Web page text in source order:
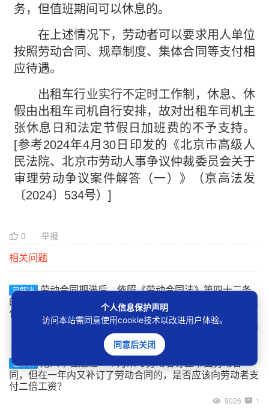
务，但值班期间可以休息的。
在上述情况下，劳动者可以要求用人单位
按照劳动合同、规章制度、集体合同等支付相
应待遇。
出租车行业实行不定时工作制，休息、休
假由出租车司机自行安排，故对出租车司机主
张休息日和法定节假日加班费的不予支持。
[参考2024年4月30日印发的《北京市高级人
民法院、北京市劳动人事争议仲裁委员会关于
审理劳动争议案件解答（一）》（京高法发
〔2024〕534号）]
0 举报
相关问题
已解决 劳动合同期满后，依照《劳动合同法》第四十二条
的规定双方合同关系依法延续，劳动者能否请求用人单位支
付延续期间未签订劳动合同的二倍工资？
1
已解决 用人单位超过一个月未与劳动者订立书面劳动合
同，但在一年内又补订了劳动合同的，是否应该向劳动者支
付二倍工资？
9026 1
个人信息保护声明
访问本站需同意使用cookie技术以改进用户体验。
同意后关闭